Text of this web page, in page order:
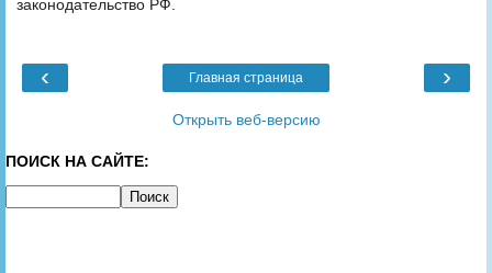
законодательство РФ.
‹ ›
Главная страница
Открыть веб-версию
ПОИСК НА САЙТЕ: